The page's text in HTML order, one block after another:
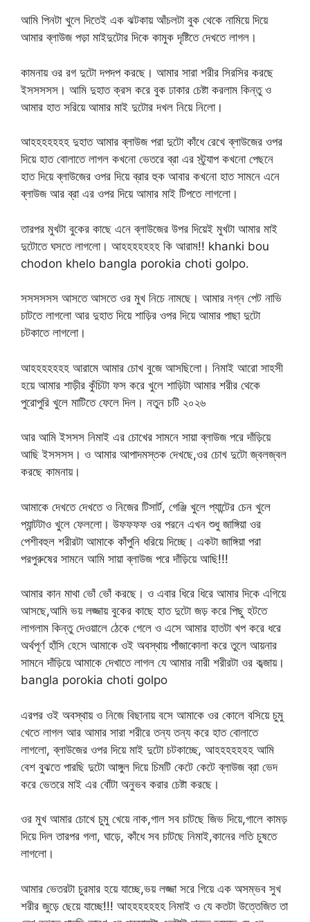
আমি পিনটা খুলে দিতেই এক ঝটকায় আঁচলটা বুক থেকে নামিয়ে দিয়ে
আমার ব্লাউজ পড়া মাইদুটোর দিকে কামুক দৃষ্টিতে দেখতে লাগল।
কামনায় ওর রগ দুটো দপদপ করছে। আমার সারা শরীর সিরসির করছে
ইসসসসস। আমি দুহাত ক্রস করে বুক ঢাকার চেষ্টা করলাম কিন্তু ও
আমার হাত সরিয়ে আমার মাই দুটোর দখল নিয়ে নিলো।
আহহহহহহহ দুহাত আমার ব্লাউজ পরা দুটো কাঁধে রেখে ব্লাউজের ওপর
দিয়ে হাত বোলাতে লাগল কখনো ভেতরে ব্রা এর স্ট্র্যাপ কখনো পেছনে
হাত দিয়ে ব্লাউজের ওপর দিয়ে ব্রার হুক আবার কখনো হাত সামনে এনে
ব্লাউজ আর ব্রা এর ওপর দিয়ে আমার মাই টিপতে লাগলো।
তারপর মুখটা বুকের কাছে এনে ব্লাউজের উপর দিয়েই মুখটা আমার মাই
দুটোতে ঘসতে লাগলো। আহহহহহহহ কি আরাম!! khanki bou
chodon khelo bangla porokia choti golpo.
সসসসসস আসতে আসতে ওর মুখ নিচে নামছে। আমার নগ্ন পেট নাভি
চাটতে লাগলো আর দুহাত দিয়ে শাড়ির ওপর দিয়ে আমার পাছা দুটো
চটকাতে লাগলো।
আহহহহহহহ আরামে আমার চোখ বুজে আসছিলো। নিমাই আরো সাহসী
হয়ে আমার শাড়ীর কুঁচিটা ফস করে খুলে শাড়িটা আমার শরীর থেকে
পুরোপুরি খুলে মাটিতে ফেলে দিল। নতুন চটি ২০২৬
আর আমি ইসসস নিমাই এর চোখের সামনে সায়া ব্লাউজ পরে দাঁড়িয়ে
আছি ইসসসস। ও আমার আপাদমস্তক দেখছে,ওর চোখ দুটো জ্বলজ্বল
করছে কামনায়।
আমাকে দেখতে দেখতে ও নিজের টিসার্ট, গেঞ্জি খুলে প্যান্টের চেন খুলে
প্যান্টটাও খুলে ফেললো। উফফফফ ওর পরনে এখন শুধু জাঙ্গিয়া ওর
পেশীবহুল শরীরটা আমাকে কাঁপুনি ধরিয়ে দিচ্ছে। একটা জাঙ্গিয়া পরা
পরপুরুষের সামনে আমি সায়া ব্লাউজ পরে দাঁড়িয়ে আছি!!!
আমার কান মাথা ভোঁ ভোঁ করছে। ও এবার ধিরে ধিরে আমার দিকে এগিয়ে
আসছে,আমি ভয় লজ্জায় বুকের কাছে হাত দুটো জড় করে পিছু হটতে
লাগলাম কিন্তু দেওয়ালে ঠেকে গেলে ও এসে আমার হাতটা খপ করে ধরে
অর্থপূর্ণ হাঁসি হেসে আমাকে ওই অবস্থায় পাঁজাকোলা করে তুলে আয়নার
সামনে দাঁড়িয়ে আমাকে দেখাতে লাগল যে আমার নারী শরীরটা ওর কব্জায়।
bangla porokia choti golpo
এরপর ওই অবস্থায় ও নিজে বিছানায় বসে আমাকে ওর কোলে বসিয়ে চুমু
খেতে লাগল আর আমার সারা শরীরে তন্য তন্য করে হাত বোলাতে
লাগলো, ব্লাউজের ওপর দিয়ে মাই দুটো চটকাচ্ছে, আহহহহহহহ আমি
বেশ বুঝতে পারছি দুটো আঙ্গুল দিয়ে চিমটি কেটে কেটে ব্লাউজ ব্রা ভেদ
করে ভেতরে মাই এর বোঁটা অনুভব করার চেষ্টা করছে।
ওর মুখ আমার চোখে চুমু খেয়ে নাক,গাল সব চাটছে জিভ দিয়ে,গালে কামড়
দিয়ে দিল তারপর গলা, ঘাড়ে, কাঁধে সব চাটছে নিমাই,কানের লতি চুষতে
লাগলো।
আমার ভেতরটা চুরমার হয়ে যাচ্ছে,ভয় লজ্জা সরে গিয়ে এক অসম্ভব সুখ
শরীর জুড়ে ছেয়ে যাচ্ছে!!! আহহহহহহহ নিমাই ও যে কতটা উত্তেজিত তা